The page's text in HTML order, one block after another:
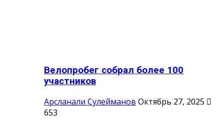
Велопробег собрал более 100
участников
Арсланали Сулейманов Октябрь 27, 2025
653